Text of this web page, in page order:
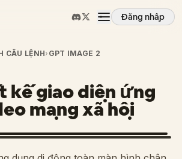
Đăng nhập
dụng
CÂU LỆNH› GPT IMAGE 2
kế giao diện ứng
mạng xã hội